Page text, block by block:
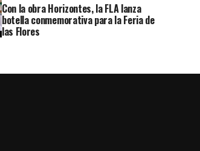
Con la obra Horizontes, la FLA lanza
botella conmemorativa para la Feria de
las Flores